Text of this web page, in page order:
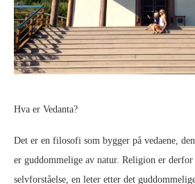
Hva er Vedanta?
Det er en filosofi som bygger på vedaene,
er guddommelige av natur. Religion er derfor
selvforståelse, en leter etter det